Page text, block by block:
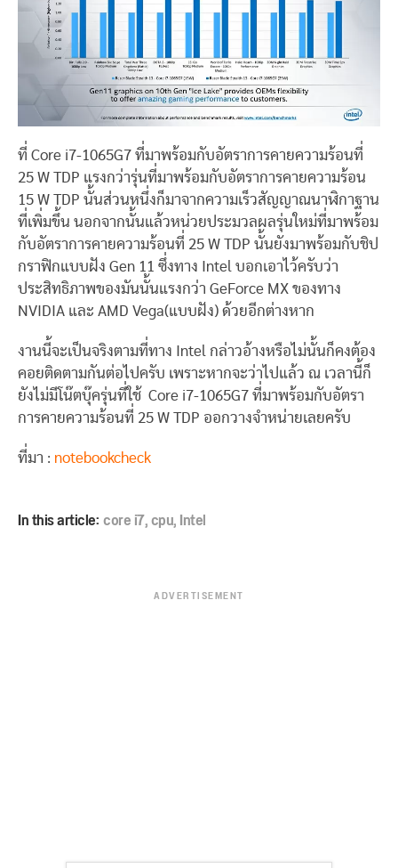
ที่ Core i7-1065G7 ที่มาพร้อมกับอัตราการคายความร้อนที่
25 W TDP แรงกว่ารุ่นที่มาพร้อมกับอัตราการคายความร้อน
15 W TDP นั้นส่วนหนึ่งก็มาจากความเร็วสัญญาณนาฬิกาฐาน
ที่เพิ่มขึ้น นอกจากนั้นแล้วหน่วยประมวลผลรุ่นใหม่ที่มาพร้อม
กับอัตราการคายความร้อนที่ 25 W TDP นั้นยังมาพร้อมกับชิป
กราฟิกแบบฝัง Gen 11 ซึ่งทาง Intel บอกเอาไว้ครับว่า
ประสิทธิภาพของมันนั้นแรงกว่า GeForce MX ของทาง
NVIDIA และ AMD Vega(แบบฝัง) ด้วยอีกต่างหาก
งานนี้จะเป็นจริงตามที่ทาง Intel กล่าวอ้างหรือไม่นั้นก็คงต้อง
คอยติดตามกันต่อไปครับ เพราะหากจะว่าไปแล้ว ณ เวลานี้ก็
ยังไม่มีโน๊ตบุ๊ครุ่นที่ใช้ Core i7-1065G7 ที่มาพร้อมกับอัตรา
การคายความร้อนที่ 25 W TDP ออกวางจำหน่ายเลยครับ
ที่มา : notebookcheck
In this article:core i7,cpu,Intel
ADVERTISEMENT